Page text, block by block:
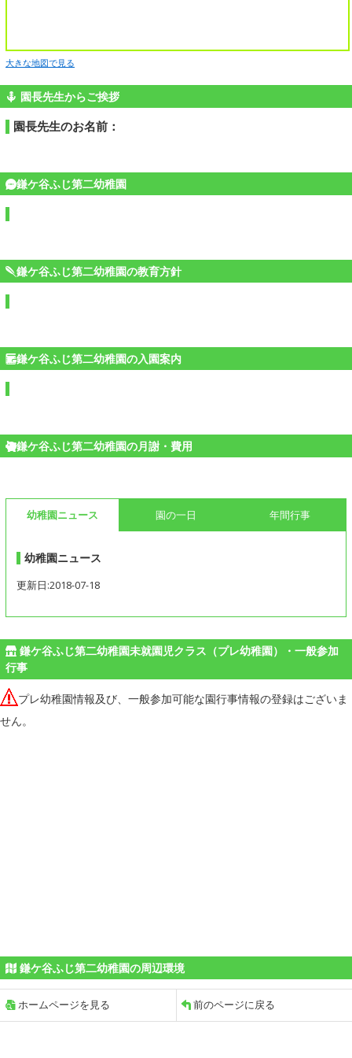
大きな地図で見る
園長先生からご挨拶
園長先生のお名前：
鎌ケ谷ふじ第二幼稚園
鎌ケ谷ふじ第二幼稚園の教育方針
鎌ケ谷ふじ第二幼稚園の入園案内
鎌ケ谷ふじ第二幼稚園の月謝・費用
幼稚園ニュース 園の一日 年間行事
幼稚園ニュース
更新日:2018-07-18
鎌ケ谷ふじ第二幼稚園未就園児クラス（プレ幼稚園）・一般参加
行事
プレ幼稚園情報及び、一般参加可能な園行事情報の登録はございま
せん。
鎌ケ谷ふじ第二幼稚園の周辺環境
ホームページを見る 前のページに戻る